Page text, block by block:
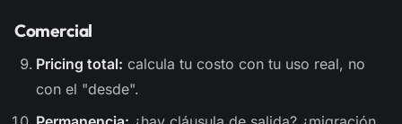
Comercial
Pricing total: calcula tu costo con tu uso real, no
con el "desde".